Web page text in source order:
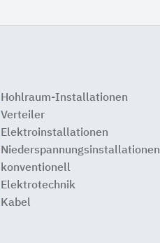
Hohlraum-Installationen
Verteiler
Elektroinstallationen
Niederspannungsinstallationen
konventionell
Elektrotechnik
Kabel